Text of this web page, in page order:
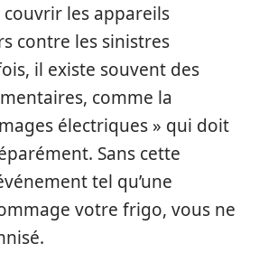
les appareils
contre les sinistres
il existe souvent des
comme la
électriques » qui doit
Sans cette
tel qu’une
votre frigo, vous ne